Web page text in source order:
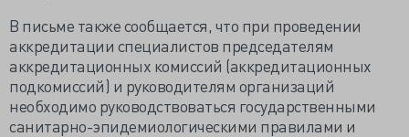
В письме также сообщается, что при проведении
аккредитации специалистов председателям
аккредитационных комиссий (аккредитационных
подкомиссий) и руководителям организаций
необходимо руководствоваться государственными
санитарно-эпидемиологическими правилами и